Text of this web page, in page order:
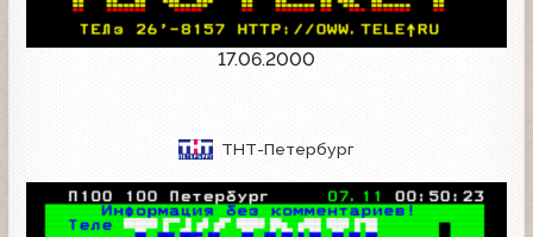
17.06.2000
ТНТ-Петербург